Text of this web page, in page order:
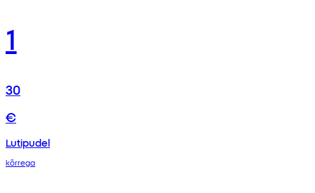
1
30
€
Lutipudel
kõrrega